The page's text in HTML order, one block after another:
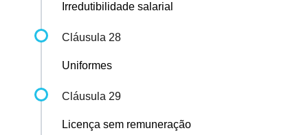
Irredutibilidade salarial
Cláusula 28
Uniformes
Cláusula 29
Licença sem remuneração